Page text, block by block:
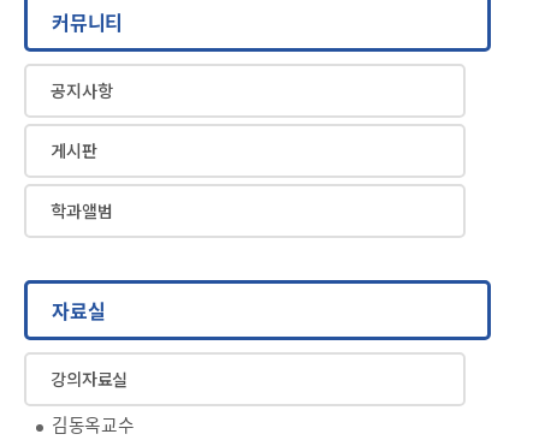
커뮤니티
공지사항
게시판
학과앨범
자료실
강의자료실
김동옥교수